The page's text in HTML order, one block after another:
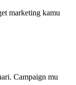
marketing kamu
Campaign mu